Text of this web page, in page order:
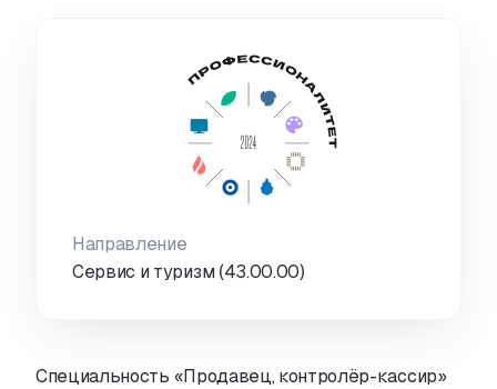
Специальность «Продавец, контролёр-кассир»
Направление
Сервис и туризм (43.00.00)